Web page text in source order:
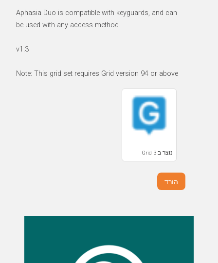
Aphasia Duo is compatible with keyguards, and can
be used with any access method.
v1.3
Note: This grid set requires Grid version 94 or above
נוצר ב Grid 3
הורד